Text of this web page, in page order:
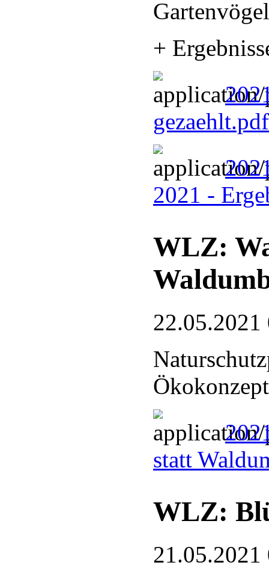
+
2021 -
WLZ:
22.05.2021
statt
WLZ:
21.05.2021